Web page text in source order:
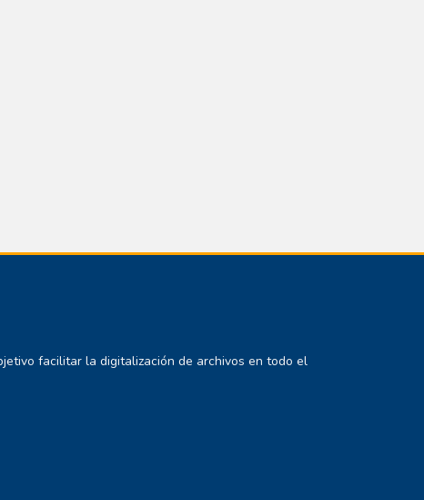
facilitar la digitalización de archivos en todo el